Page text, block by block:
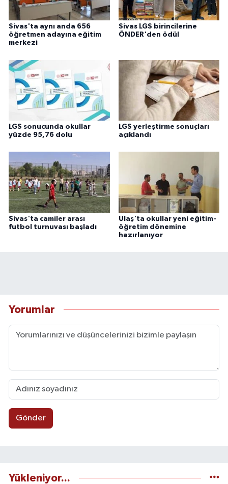
Sivas'ta aynı anda 656
öğretmen adayına eğitim
merkezi
Sivas LGS birincilerine
ÖNDER'den ödül
LGS sonucunda okullar
yüzde 95,76 dolu
LGS yerleştirme sonuçları
açıklandı
Sivas'ta camiler arası
futbol turnuvası başladı
Ulaş'ta okullar yeni eğitim-
öğretim dönemine
hazırlanıyor
Yorumlar
Gönder
Yükleniyor...